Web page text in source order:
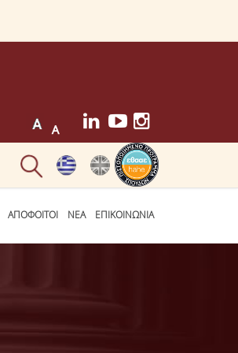
ΑΠΟΦΟΙΤΟΙ ΝΕΑ ΕΠΙΚΟΙΝΩΝΙΑ